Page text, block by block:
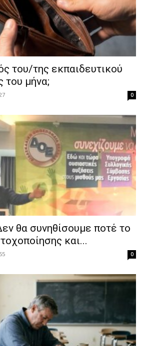
του/της εκπαιδευτικού
του μήνα;
0
θα συνηθίσουμε ποτέ το
και...
0